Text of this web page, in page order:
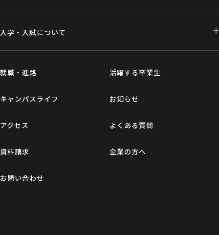
入学・入試について
就職・進路 活躍する卒業生
キャンパスライフ お知らせ
アクセス よくある質問
資料請求 企業の方へ
お問い合わせ